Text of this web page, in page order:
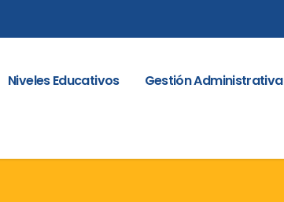
Niveles Educativos
Gestión Administrativa